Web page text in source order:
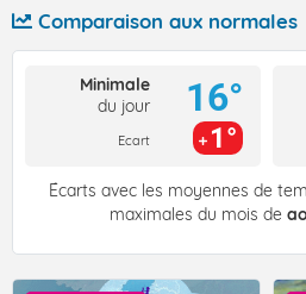
Comparaison aux normales
Minimale
du jour
Ecart
16°
1°
Écarts avec les moyennes de
maximales du mois de